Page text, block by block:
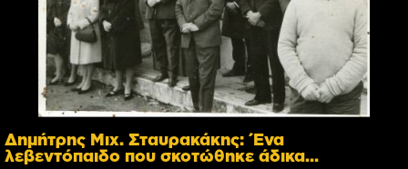
Δημήτρης Μιχ. Σταυρακάκης: Ένα
λεβεντόπαιδο που σκοτώθηκε άδικα…